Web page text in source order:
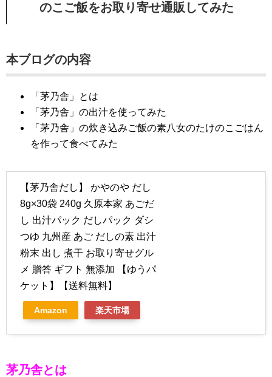
のこご飯をお取り寄せ通販してみた
本ブログの内容
「茅乃舎」とは
「茅乃舎」の出汁を使ってみた
「茅乃舎」の炊き込みご飯の素八女のたけのこごはん
を作って食べてみた
【茅乃舎だし】 かやのや だし
8g×30袋 240g 久原本家 あごだ
し 出汁パック だしパック ダシ
つゆ 九州産 あご だしの素 出汁
粉末 出し 煮干 お取り寄せグル
メ 贈答 ギフト 無添加 【ゆうパ
ケット】【送料無料】
Amazon 楽天市場
茅乃舎とは